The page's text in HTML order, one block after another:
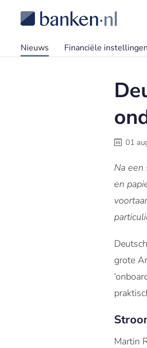
Nieuws Financiële instellingen
01
Na
en
grote
Martin